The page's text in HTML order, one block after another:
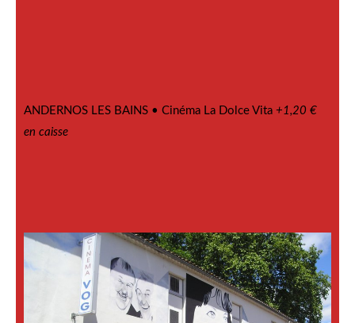
ANDERNOS LES BAINS • Cinéma La Dolce Vita +1,20 €
en caisse